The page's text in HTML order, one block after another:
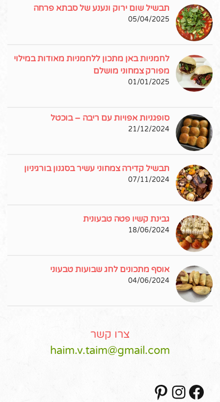
תבשיל שום ירוק ונענע של סבתא פרחה
05/04/2025
לחמניות באן מתכון ללחמניות מאודות במילוי
מפורק צמחוני מושלם
01/01/2025
סופגניות אפויות עם ריבה – בוכטל
21/12/2024
תבשיל קדירה צמחוני עשיר בסגנון בורגיניון
07/11/2024
גבינת קשיו פטה טבעונית
18/06/2024
אוסף מתכונים לחג שבועות טבעוני
04/06/2024
צרו קשר
haim.v.taim@gmail.com
Facebook
Instagram